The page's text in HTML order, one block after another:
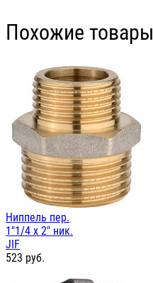
Похожие товары
Ниппель пер.
1"1/4 х 2" ник.
JIF
523 руб.